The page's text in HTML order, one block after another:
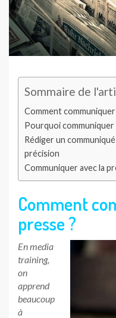
Sommaire de
Comment communiquer
Pourquoi communiquer
Rédiger un
précision
Communiquer avec la
Comment
presse ?
En media
training,
on
apprend
beaucoup
à